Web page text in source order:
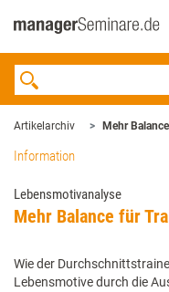
Artikelarchiv Mehr
Information
Lebensmotivanalyse
Mehr Balance für
Wie der
Lebensmotive durch die